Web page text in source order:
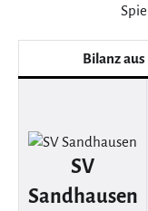
Bilanz
SV
Sandhausen